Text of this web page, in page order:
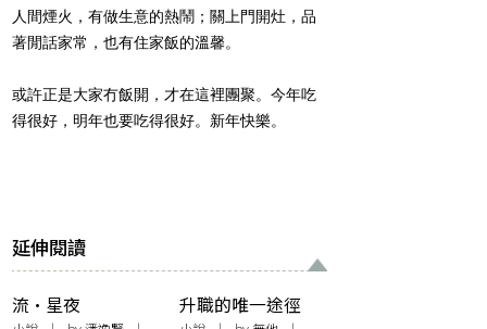
人間煙火，有做生意的熱鬧；關上門開灶，品
著閒話家常，也有住家飯的溫馨。
或許正是大家冇飯開，才在這裡團聚。今年吃
得很好，明年也要吃得很好。新年快樂。
延伸閱讀
流•星夜 升職的唯一途徑